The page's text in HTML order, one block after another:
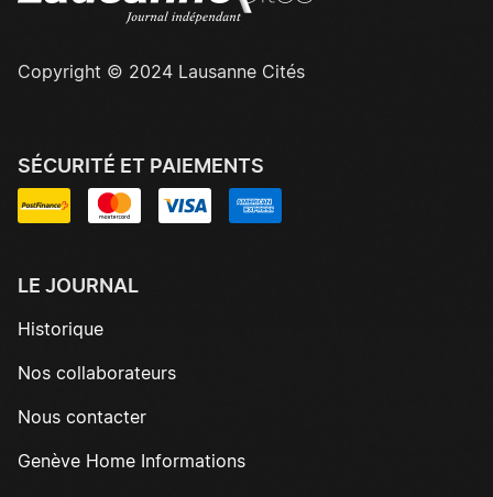
Copyright © 2024 Lausanne Cités
SÉCURITÉ ET PAIEMENTS
LE JOURNAL
Historique
Nos collaborateurs
Nous contacter
Genève Home Informations